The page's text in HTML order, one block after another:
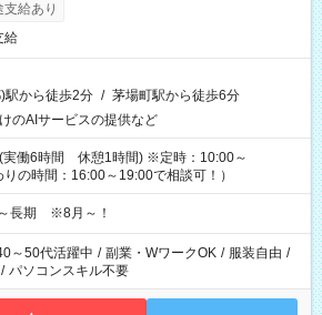
給あり
給
駅から徒歩2分 / 茅場町駅から徒歩6分
のAIサービスの提供など
実働6時間 休憩1時間) ※定時：10:00～
の時間：16:00～19:00で相談可！）
～長期 ※8月～！
～50代活躍中 / 副業・WワークOK / 服装自由 /
/ パソコンスキル不要